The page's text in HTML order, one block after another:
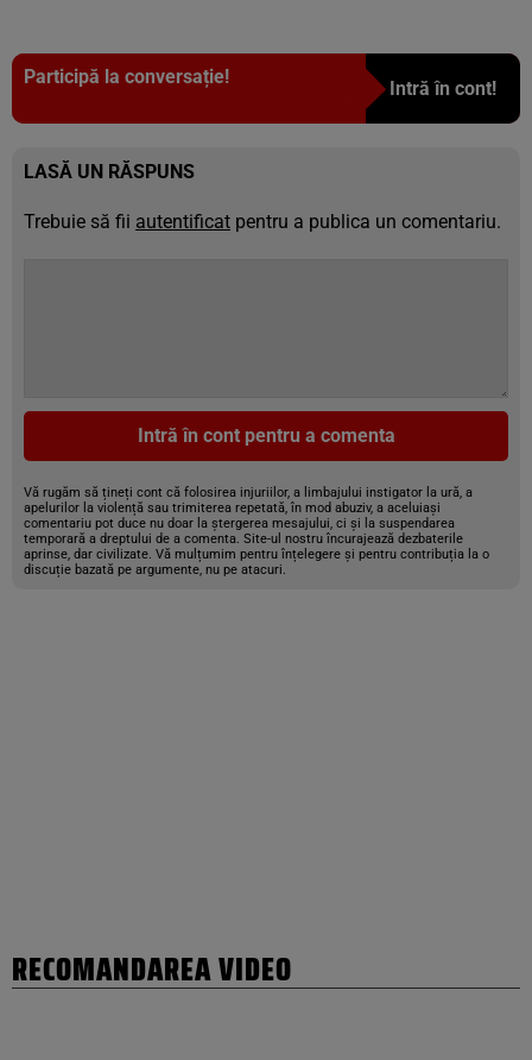
Participă la conversație!
Intră în cont!
LASĂ UN RĂSPUNS
Trebuie să fii autentificat pentru a publica un comentariu.
Intră în cont pentru a comenta
Vă rugăm să țineți cont că folosirea injuriilor, a limbajului instigator la ură, a
apelurilor la violență sau trimiterea repetată, în mod abuziv, a aceluiași
comentariu pot duce nu doar la ștergerea mesajului, ci și la suspendarea
temporară a dreptului de a comenta. Site-ul nostru încurajează dezbaterile
aprinse, dar civilizate. Vă mulțumim pentru înțelegere și pentru contribuția la o
discuție bazată pe argumente, nu pe atacuri.
RECOMANDAREA VIDEO